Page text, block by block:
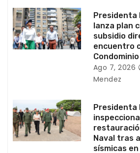
r
a
d
Presidenta
lanza plan
subsidio
encuentro
Condominio
Ago 7, 2026
Mendez
Presidenta
Naval tras
sísmicas